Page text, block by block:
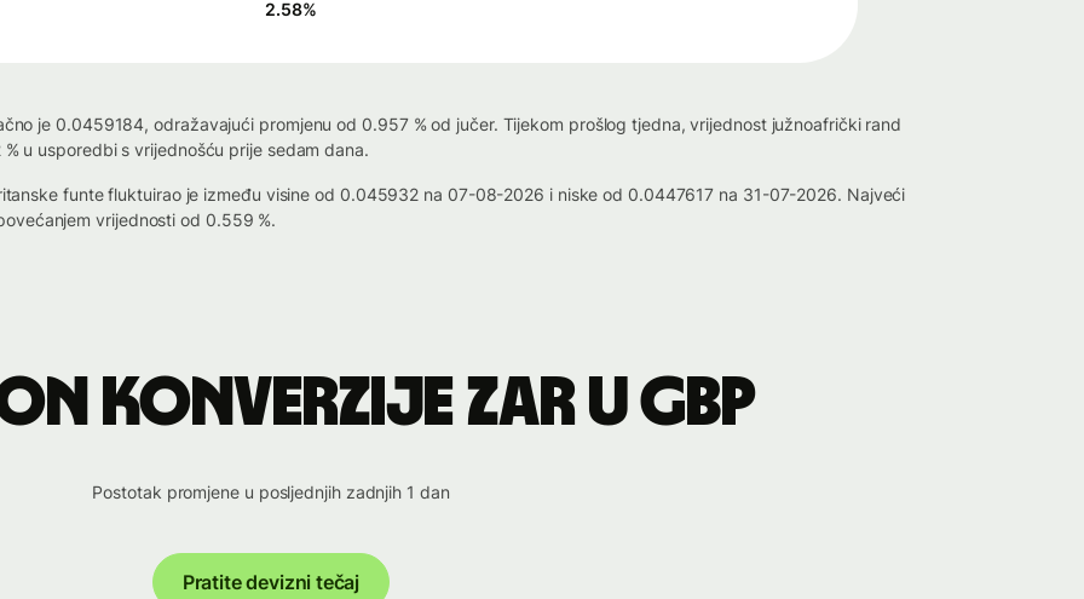
2.58%
je 0.0459184, odražavajući promjenu od 0.957 % od jučer. Tijekom prošlog tjedna, vrijednost južnoafrički rand
u usporedbi s vrijednošću prije sedam dana.
funte fluktuirao je između visine od 0.045932 na 07-08-2026 i niske od 0.0447617 na 31-07-2026. Najveći
vrijednosti od 0.559 %.
konverzije ZAR u GBP
Postotak promjene u posljednjih zadnjih 1 dan
Pratite devizni tečaj